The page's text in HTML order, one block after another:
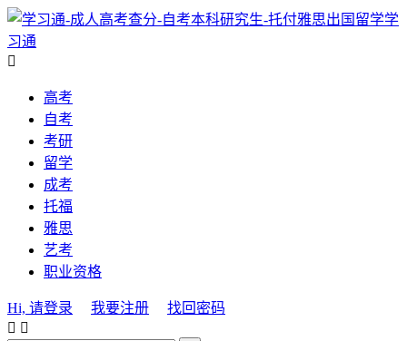
学
习通

高考
自考
考研
留学
成考
托福
雅思
艺考
职业资格
Hi, 请登录 我要注册
找回密码
 